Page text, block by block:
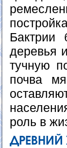
Бактрии
деревья
тучную
почва
роль в
ДРЕВНИЙ